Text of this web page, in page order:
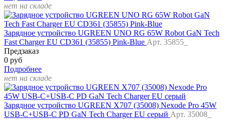
нет на складе
Зарядное устройство UGREEN UNO RG 65W Robot GaN Tech
Fast Charger EU CD361 (35855) Pink-Blue Арт. 35855_
Предзаказ
0 руб
Подробнее
нет на складе
Зарядное устройство UGREEN X707 (35008) Nexode Pro 45W
USB-C+USB-C PD GaN Tech Charger EU серый Арт. 35008_